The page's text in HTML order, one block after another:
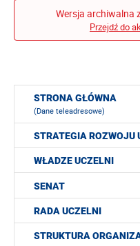
Wersja archiwalna
Przejdź do
STRONA GŁÓWNA
(Dane teleadresowe)
STRATEGIA ROZWOJU
WŁADZE UCZELNI
SENAT
RADA UCZELNI
STRUKTURA